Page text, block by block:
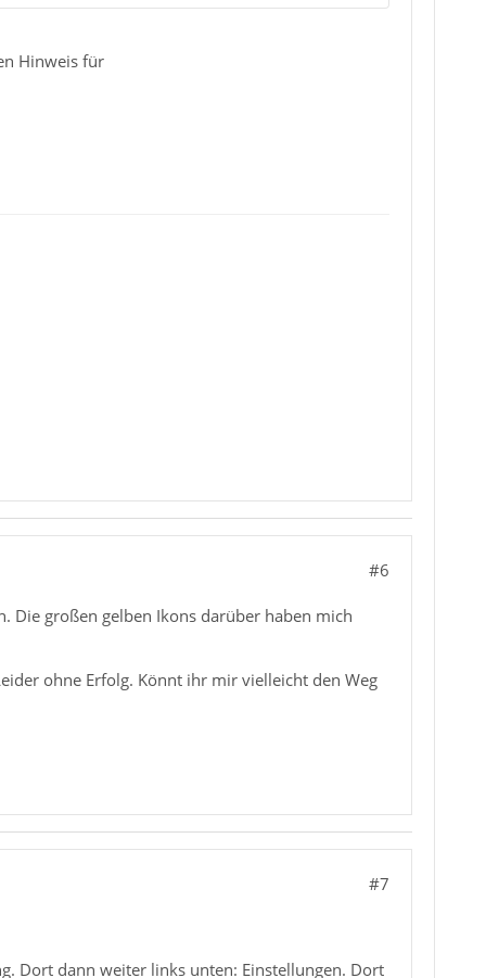
Hinweis für
#6
Die großen gelben Ikons darüber haben mich
ohne Erfolg. Könnt ihr mir vielleicht den Weg
#7
Dort dann weiter links unten: Einstellungen. Dort